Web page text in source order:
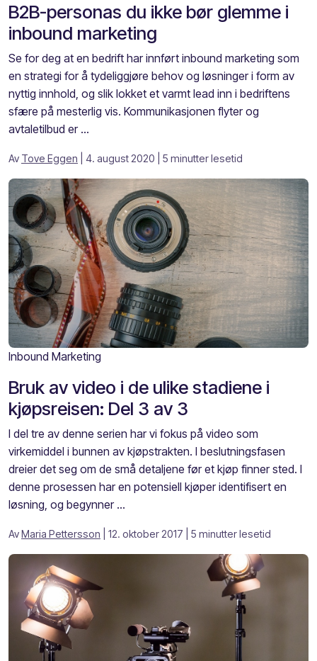
B2B-personas du ikke bør glemme i
inbound marketing
Se for deg at en bedrift har innført inbound marketing som
en strategi for å tydeliggjøre behov og løsninger i form av
nyttig innhold, og slik lokket et varmt lead inn i bedriftens
sfære på mesterlig vis. Kommunikasjonen flyter og
avtaletilbud er ...
Av Tove Eggen | 4. august 2020 | 5 minutter lesetid
Inbound Marketing
Bruk av video i de ulike stadiene i
kjøpsreisen: Del 3 av 3
I del tre av denne serien har vi fokus på video som
virkemiddel i bunnen av kjøpstrakten. I beslutningsfasen
dreier det seg om de små detaljene før et kjøp finner sted. I
denne prosessen har en potensiell kjøper identifisert en
løsning, og begynner ...
AvMaria Pettersson | 12. oktober 2017 | 5 minutter lesetid